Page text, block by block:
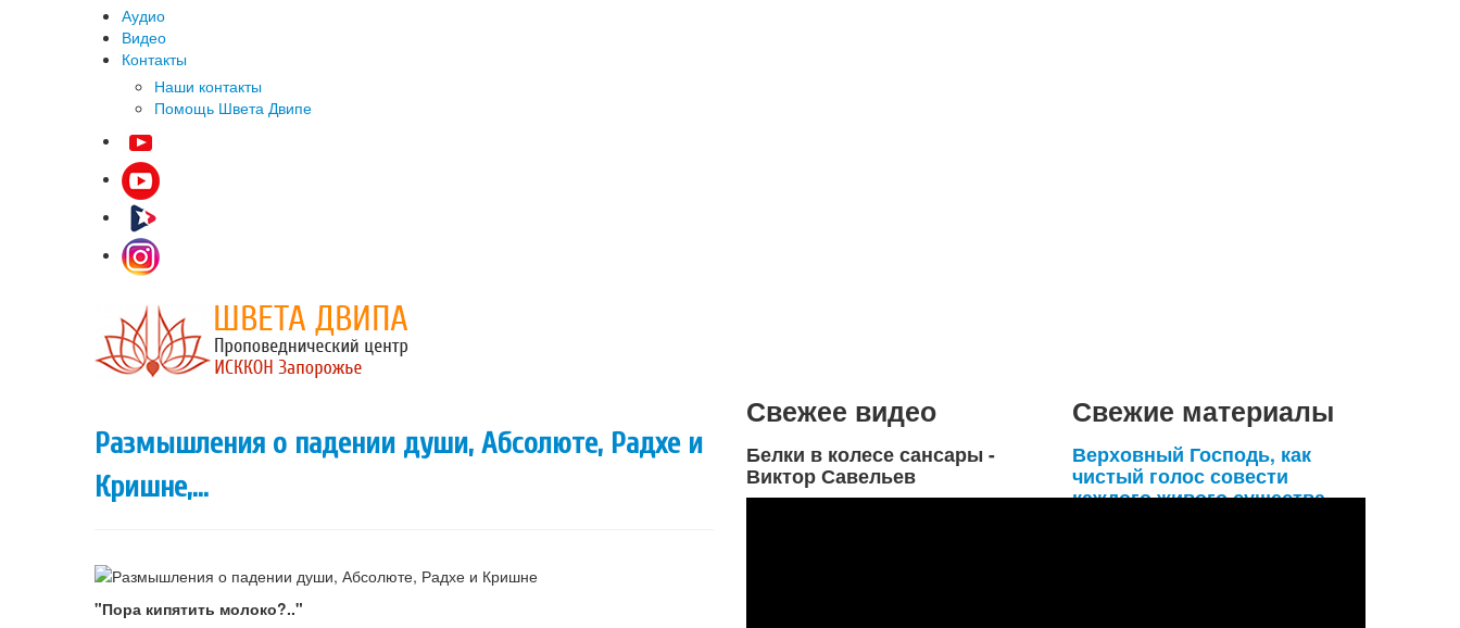
Аудио
Видео
Контакты
Наши контакты
Помощь Швета Двипе
Размышления о падении души, Абсолюте, Радхе и
Кришне,...
"Пора кипятить молоко?.."
Свежее видео
Белки в колесе сансары -
Виктор Савельев
Свежие материалы
Верховный Господь, как
чистый голос совести
каждого живого существа,